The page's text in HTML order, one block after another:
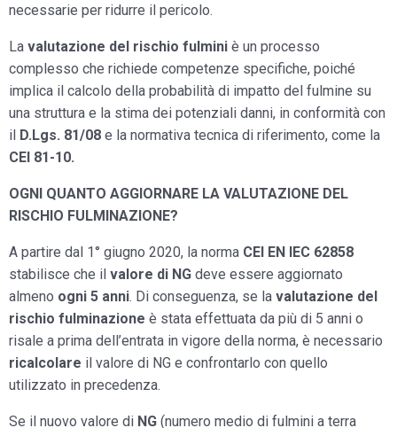
necessarie per ridurre il pericolo.
La valutazione del rischio fulmini è un processo
complesso che richiede competenze specifiche, poiché
implica il calcolo della probabilità di impatto del fulmine su
una struttura e la stima dei potenziali danni, in conformità con
il D.Lgs. 81/08 e la normativa tecnica di riferimento, come la
CEI 81-10.
OGNI QUANTO AGGIORNARE LA VALUTAZIONE DEL
RISCHIO FULMINAZIONE?
A partire dal 1° giugno 2020, la norma CEI EN IEC 62858
stabilisce che il valore di NG deve essere aggiornato
almeno ogni 5 anni. Di conseguenza, se la valutazione del
rischio fulminazione è stata effettuata da più di 5 anni o
risale a prima dell’entrata in vigore della norma, è necessario
ricalcolare il valore di NG e confrontarlo con quello
utilizzato in precedenza.
Se il nuovo valore di NG (numero medio di fulmini a terra